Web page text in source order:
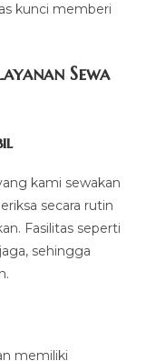
kunci memberi
Sewa
kami sewakan
secara rutin
Fasilitas seperti
sehingga
memiliki